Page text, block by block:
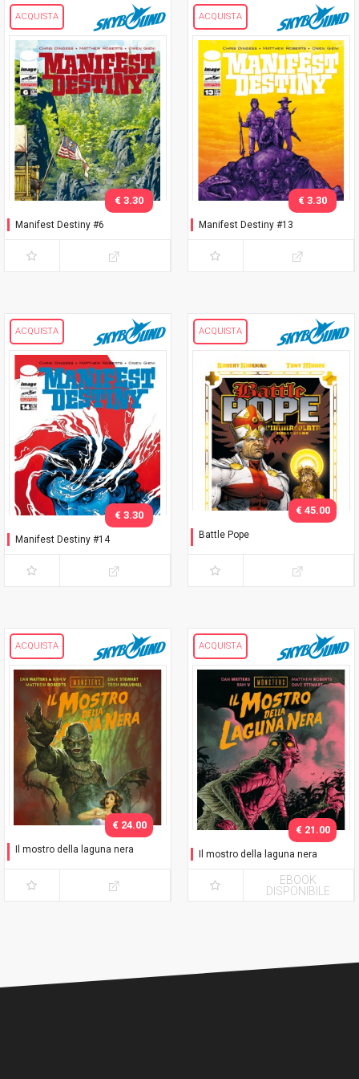
ACQUISTA
Manifest Destiny #6
€ 3.30
ACQUISTA
Manifest Destiny #13
€ 3.30
ACQUISTA
Manifest Destiny #14
€ 3.30
ACQUISTA
Battle Pope
€ 45.00
ACQUISTA
Il mostro della laguna nera
€ 24.00
ACQUISTA
Il mostro della laguna nera
€ 21.00
EBOOK
DISPONIBILE